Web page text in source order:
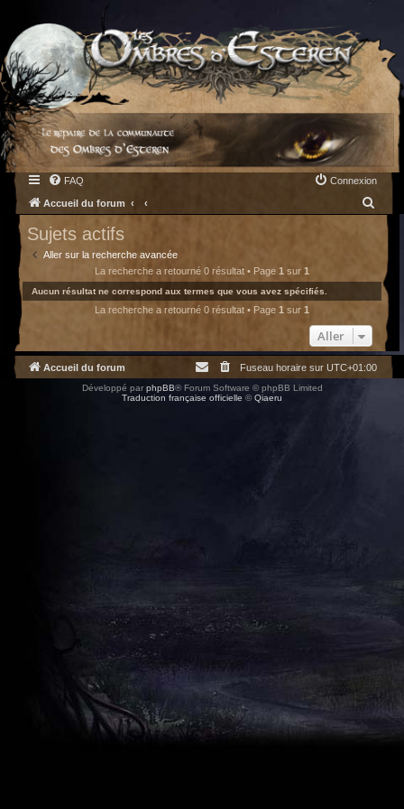
FAQ Connexion
Accueil du forum
h
Sujets actifs
Aller sur la recherche avancée
La recherche a retourné 0 résultat • Page 1 sur 1
Aucun résultat ne correspond aux termes que vous avez spécifiés.
La recherche a retourné 0 résultat • Page 1 sur 1
Aller
Accueil du forum Fuseau horaire sur UTC+01:00
Développé par phpBB® Forum Software © phpBB Limited
Traduction française officielle ©Qiaeru